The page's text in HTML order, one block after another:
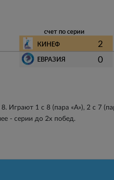
счет по серии
0
ЕВРАЗИЯ
2
КИНЕФ
1 с 8 (пара «А»), 2 с 7
- серии до 2х побед.